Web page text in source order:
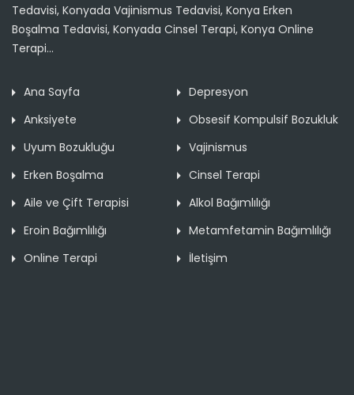
Tedavisi, Konyada Vajinismus Tedavisi, Konya Erken
Boşalma Tedavisi, Konyada Cinsel Terapi, Konya Online
Terapi...
Ana Sayfa
Depresyon
Anksiyete
Obsesif Kompulsif Bozukluk
Uyum Bozukluğu
Vajinismus
Erken Boşalma
Cinsel Terapi
Aile ve Çift Terapisi
Alkol Bağımlılığı
Eroin Bağımlılığı
Metamfetamin Bağımlılığı
Online Terapi
İletişim